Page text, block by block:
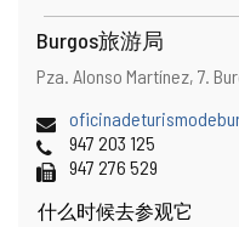
Burgos旅游局
地
和
地
图
位
邮
地
址
Pza. Alonso Martínez, 7.
电
子
邮
件
地
电
话
947 203 125
传
真
947 276 529
什么时候去参观它